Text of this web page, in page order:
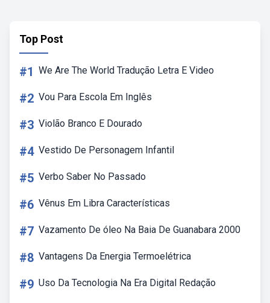
Top Post
#1 We Are The World Tradução Letra E Video
#2 Vou Para Escola Em Inglês
#3 Violão Branco E Dourado
#4 Vestido De Personagem Infantil
#5 Verbo Saber No Passado
#6 Vênus Em Libra Características
#7 Vazamento De óleo Na Baia De Guanabara 2000
#8 Vantagens Da Energia Termoelétrica
#9 Uso Da Tecnologia Na Era Digital Redação